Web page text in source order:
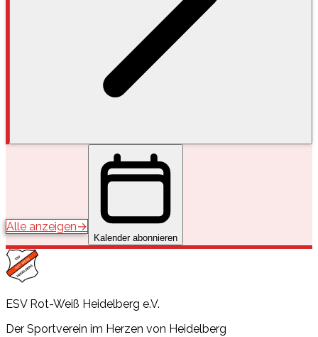
Alle anzeigen→
Kalender abonnieren
ESV Rot-Weiß Heidelberg e.V.
Der Sportverein im Herzen von Heidelberg